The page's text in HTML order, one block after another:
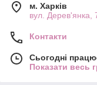
м. Харків
вул. Дерев'янка,
Контакти
Сьогодні
Показати весь